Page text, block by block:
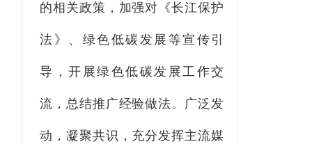
的相关政策，加强对《长江保护
法》、绿色低碳发展等宣传引
导，开展绿色低碳发展工作交
流，总结推广经验做法。广泛发
动，凝聚共识，充分发挥主流媒